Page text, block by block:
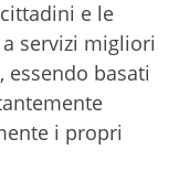
e le
servizi migliori
basati
i propri